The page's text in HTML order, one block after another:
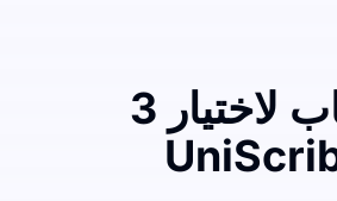
3 أسباب لاختيار